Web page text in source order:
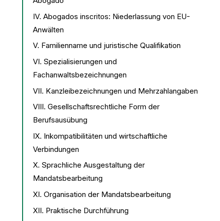
IV. Abogados inscritos: Niederlassung von EU-
Anwälten
V. Familienname und juristische Qualifikation
VI. Spezialisierungen und
Fachanwaltsbezeichnungen
VII. Kanzleibezeichnungen und Mehrzahlangaben
VIII. Gesellschaftsrechtliche Form der
Berufsausübung
IX. Inkompatibilitäten und wirtschaftliche
Verbindungen
X. Sprachliche Ausgestaltung der
Mandatsbearbeitung
XI. Organisation der Mandatsbearbeitung
XII. Praktische Durchführung